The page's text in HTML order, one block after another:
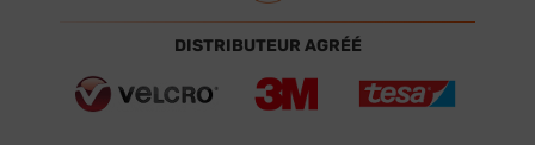
DISTRIBUTEUR AGRÉÉ